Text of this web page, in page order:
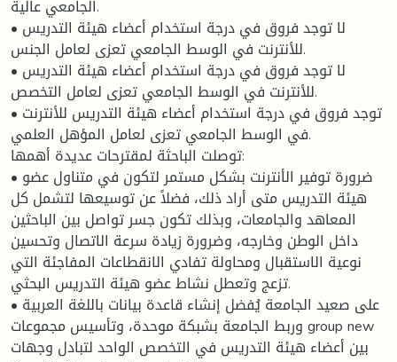
الجامعي عالية.
• لا توجد فروق في درجة استخدام أعضاء هيئة التدريس
للأنترنت في الوسط الجامعي تعزى لعامل الجنس.
• لا توجد فروق في درجة استخدام أعضاء هيئة التدريس
للأنترنت في الوسط الجامعي تعزى لعامل التخصص.
• توجد فروق في درجة استخدام أعضاء هيئة التدريس للأنترنت
في الوسط الجامعي تعزى لعامل المؤهل العلمي.
توصلت الباحثة لمقترحات عديدة أهمها:
• ضرورة توفير الأنترنت بشكل مستمر لتكون في متناول عضو
هيئة التدريس متى أراد ذلك، فضلاً عن توسيعها لتشمل كل
المعاهد والجامعات، وبذلك تكون جسر تواصل بين الباحثين
داخل الوطن وخارجه، وضرورة زيادة سرعة الاتصال وتحسين
نوعية الاستقبال ومحاولة تفادي الانقطاعات المفاجئة التي
تزعج وتعطل نشاط عضو هيئة التدريس البحثي.
• على صعيد الجامعة يُفضل إنشاء قاعدة بيانات باللغة العربية
وربط الجامعة بشبكة موحدة، وتأسيس مجموعات group new
بين أعضاء هيئة التدريس في التخصص الواحد لتبادل وجهات